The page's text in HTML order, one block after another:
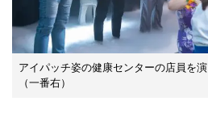
アイパッチ姿の健康センターの店員を
（一番右）